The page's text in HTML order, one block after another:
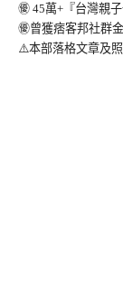
㊝ 45萬+『台灣親
㊝曾獲痞客邦社群
⚠️本部落格文章及